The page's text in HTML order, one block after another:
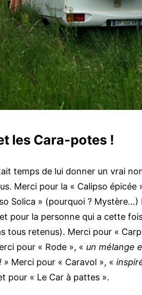
les Cara-potes !
temps de lui donner un vrai
Merci pour la « Calipso
Solica » (pourquoi ?
pour la personne qui a cette
tous retenus). Merci pour «
pour « Rode », « un mélange
» Merci pour « Caravol », «
pour « Le Car à pattes ».